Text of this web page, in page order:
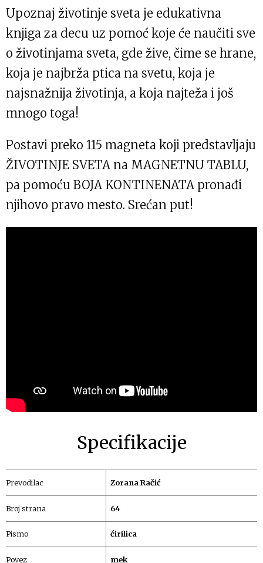
Upoznaj životinje sveta je edukativna
knjiga za decu uz pomoć koje će naučiti sve
o životinjama sveta, gde žive, čime se hrane,
koja je najbrža ptica na svetu, koja je
najsnažnija životinja, a koja najteža i još
mnogo toga!
Postavi preko 115 magneta koji predstavljaju
ŽIVOTINJE SVETA na MAGNETNU TABLU,
pa pomoću BOJA KONTINENATA pronađi
njihovo pravo mesto. Srećan put!
Specifikacije
Prevodilac Zorana Račić
Broj strana 64
Pismo ćirilica
Povez mek